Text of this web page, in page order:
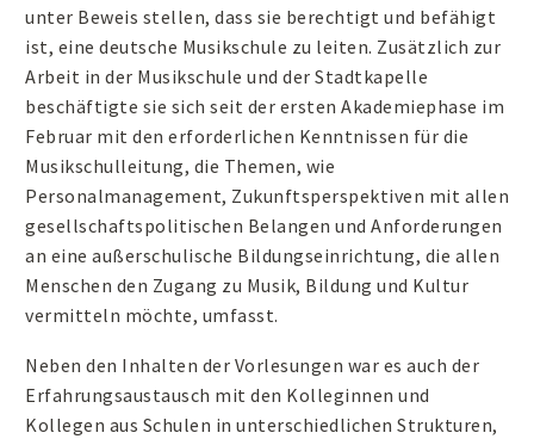
unter Beweis stellen, dass sie berechtigt und befähigt
ist, eine deutsche Musikschule zu leiten. Zusätzlich zur
Arbeit in der Musikschule und der Stadtkapelle
beschäftigte sie sich seit der ersten Akademiephase im
Februar mit den erforderlichen Kenntnissen für die
Musikschulleitung, die Themen, wie
Personalmanagement, Zukunftsperspektiven mit allen
gesellschaftspolitischen Belangen und Anforderungen
an eine außerschulische Bildungseinrichtung, die allen
Menschen den Zugang zu Musik, Bildung und Kultur
vermitteln möchte, umfasst.
Neben den Inhalten der Vorlesungen war es auch der
Erfahrungsaustausch mit den Kolleginnen und
Kollegen aus Schulen in unterschiedlichen Strukturen,